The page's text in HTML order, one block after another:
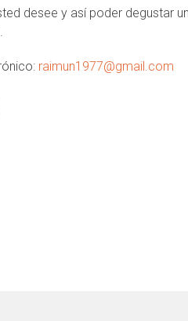
desee y así poder degustar
raimun1977@gmail.com